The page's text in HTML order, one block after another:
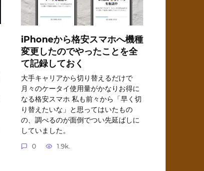
iPhoneから格安スマホへ機種
変更したのでやったことを全
て記録しておく
大手キャリアから切り替えるだけで
月々のケータイ使用量がかなりお得に
なる格安スマホ 私も前々から「早く切
り替えたいな」と思ってはいたもの
の、調べるのが面倒でつい先延ばしに
していました。
0 1.9k.